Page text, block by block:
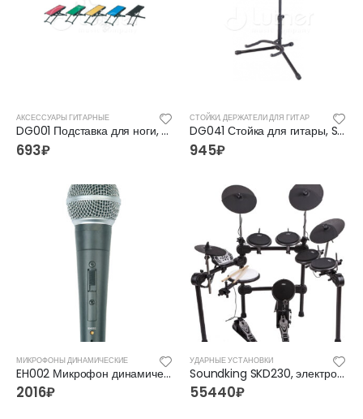
АКСЕССУАРЫ ГИТАРНЫЕ
DG001 Подставка для ноги, Soundking
693₽
СТОЙКИ, ДЕРЖАТЕЛИ ДЛЯ ГИТАР
DG041 Стойка для гитары, Soundking
945₽
МИКРОФОНЫ ДИНАМИЧЕСКИЕ
EH002 Микрофон динамический, Soundking
2016₽
УДАРНЫЕ УСТАНОВКИ
Soundking SKD230, электронные барабаны
55440₽